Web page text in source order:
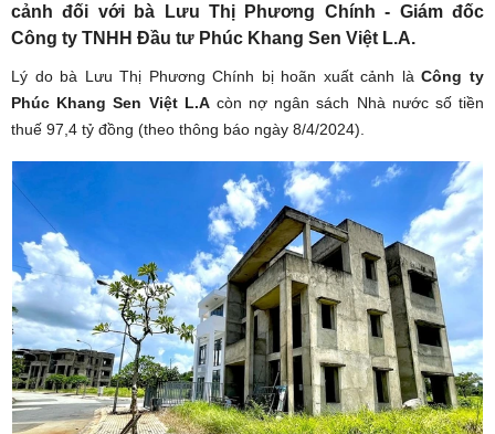
cảnh đối với bà Lưu Thị Phương Chính - Giám đốc
Công ty TNHH Đầu tư Phúc Khang Sen Việt L.A.
Lý do bà Lưu Thị Phương Chính bị hoãn xuất cảnh làCông ty
Phúc Khang Sen Việt L.Acòn nợ ngân sách Nhà nước số tiền
thuế 97,4 tỷ đồng (theo thông báo ngày 8/4/2024).